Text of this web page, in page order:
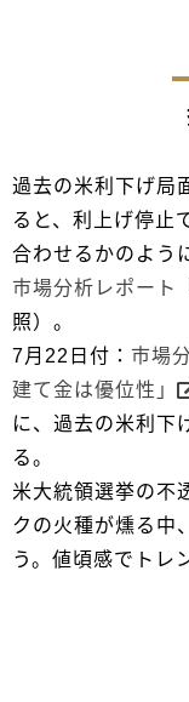
過去の米利下げ局
ると、利上げ停止
合わせるかのよう
市場分析レポート
照）。
7月22日付： 市場
建て金は優位性」
に、過去の米利下
る。
米大統領選挙の不
クの火種が燻る中
う。値頃感でトレ